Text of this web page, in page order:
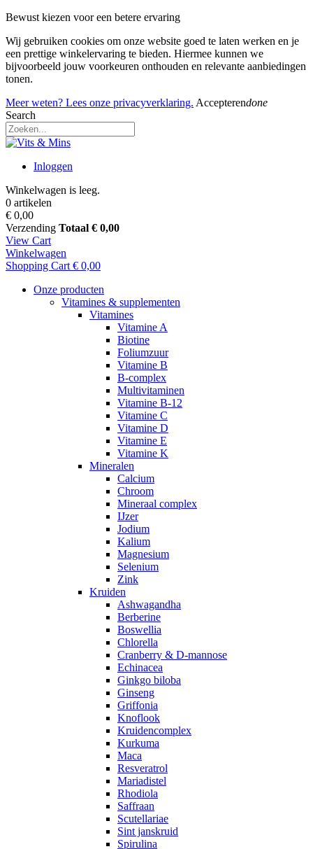
Bewust kiezen voor een betere ervaring
Wij gebruiken cookies om onze website goed te laten werken en je
een prettige winkelervaring te bieden. Hiermee kunnen we
bijvoorbeeld jouw voorkeuren onthouden en relevante aanbiedingen
tonen.
Meer weten? Lees onze privacyverklaring. Accepterendone
Search
Inloggen
Winkelwagen is leeg.
0 artikelen
€ 0,00
Verzending Totaal € 0,00
View Cart
Winkelwagen
Shopping Cart € 0,00
Onze producten
Vitamines & supplementen
Vitamines
Vitamine A
Biotine
Foliumzuur
Vitamine B
B-complex
Multivitaminen
Vitamine B-12
Vitamine C
Vitamine D
Vitamine E
Vitamine K
Mineralen
Calcium
Chroom
Mineraal complex
IJzer
Jodium
Kalium
Magnesium
Selenium
Zink
Kruiden
Ashwagandha
Berberine
Boswellia
Chlorella
Cranberry & D-mannose
Echinacea
Ginkgo biloba
Ginseng
Griffonia
Knoflook
Kruidencomplex
Kurkuma
Maca
Resveratrol
Mariadistel
Rhodiola
Saffraan
Scutellariae
Sint janskruid
Spirulina